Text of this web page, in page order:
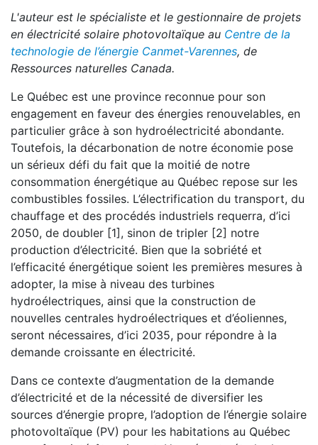
L'auteur est le spécialiste et le gestionnaire de projets
en électricité solaire photovoltaïque au Centre de la
technologie de l’énergie Canmet-Varennes, de
Ressources naturelles Canada.
Le Québec est une province reconnue pour son
engagement en faveur des énergies renouvelables, en
particulier grâce à son hydroélectricité abondante.
Toutefois, la décarbonation de notre économie pose
un sérieux défi du fait que la moitié de notre
consommation énergétique au Québec repose sur les
combustibles fossiles. L’électrification du transport, du
chauffage et des procédés industriels requerra, d’ici
2050, de doubler [1], sinon de tripler [2] notre
production d’électricité. Bien que la sobriété et
l’efficacité énergétique soient les premières mesures à
adopter, la mise à niveau des turbines
hydroélectriques, ainsi que la construction de
nouvelles centrales hydroélectriques et d’éoliennes,
seront nécessaires, d’ici 2035, pour répondre à la
demande croissante en électricité.
Dans ce contexte d’augmentation de la demande
d’électricité et de la nécessité de diversifier les
sources d’énergie propre, l’adoption de l’énergie solaire
photovoltaïque (PV) pour les habitations au Québec